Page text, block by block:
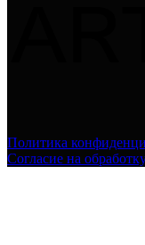
Политика
Согласие на